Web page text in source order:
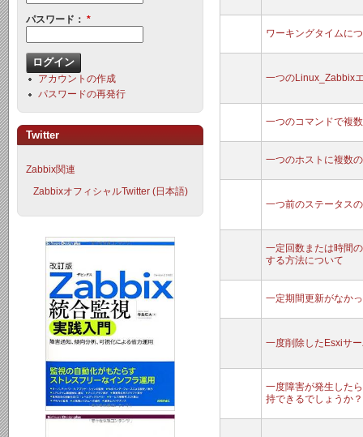
ワーキングタイムに
一つのLinux_Zabbix
一つのコマンドで複
一つのホストに複数
一つ前のステータス
一定回数または時間
する方法について
一定期間更新がなか
一度削除したEsxiサ
一度障害が発生した
持できるでしょうか？
パスワード： *
アカウントの作成
パスワードの再発行
Twitter
Zabbix関連
ZabbixオフィシャルTwitter (日本語)